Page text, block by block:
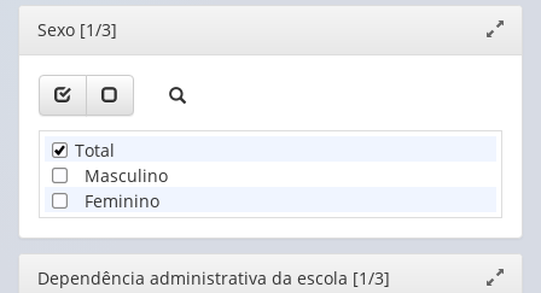
Editor
janela
Sexo [1/3]
Total
Masculino
Feminino
Editor
Dependência administrativa da escola [1/3]